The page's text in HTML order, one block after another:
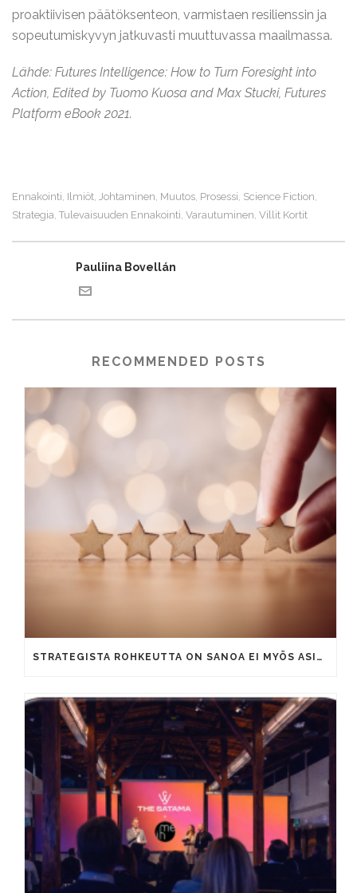
proaktiivisen päätöksenteon, varmistaen resilienssin ja
sopeutumiskyvyn jatkuvasti muuttuvassa maailmassa.
Lähde: Futures Intelligence: How to Turn Foresight into
Action, Edited by Tuomo Kuosa and Max Stucki, Futures
Platform eBook 2021.
Ennakointi, Ilmiöt, Johtaminen, Muutos, Prosessi, Science Fiction,
Strategia, Tulevaisuuden Ennakointi, Varautuminen, Villit Kortit
Pauliina Bovellán
RECOMMENDED POSTS
STRATEGISTA ROHKEUTTA ON SANOA EI MYÖS ASIAKKAILLE